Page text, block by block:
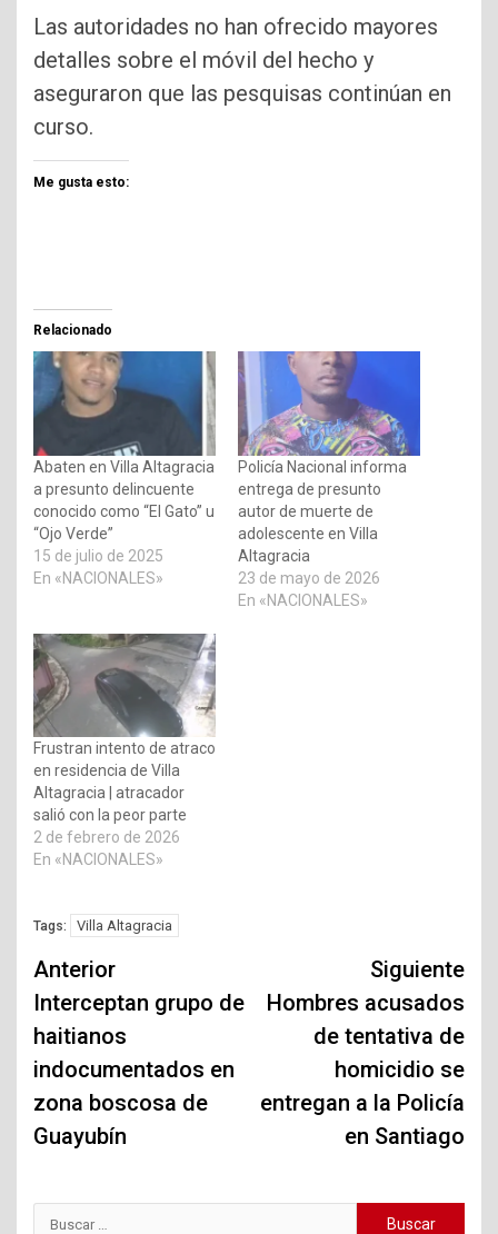
Las autoridades no han ofrecido mayores
detalles sobre el móvil del hecho y
aseguraron que las pesquisas continúan en
curso.
Me gusta esto:
Relacionado
Abaten en Villa Altagracia
a presunto delincuente
conocido como “El Gato” u
“Ojo Verde”
15 de julio de 2025
En «NACIONALES»
Policía Nacional informa
entrega de presunto
autor de muerte de
adolescente en Villa
Altagracia
23 de mayo de 2026
En «NACIONALES»
Frustran intento de atraco
en residencia de Villa
Altagracia | atracador
salió con la peor parte
2 de febrero de 2026
En «NACIONALES»
Tags: Villa Altagracia
Navegación
de
entradas
Anterior
Interceptan grupo de
haitianos
indocumentados en
zona boscosa de
Guayubín
Siguiente
Hombres acusados
de tentativa de
homicidio se
entregan a la Policía
en Santiago
Buscar: